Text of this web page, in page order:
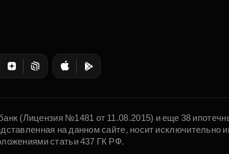
(Лицензия №1481 от 11.08.2015) и еще 38
на данном сайте, носит исключительно
статьи 437 ГК РФ.